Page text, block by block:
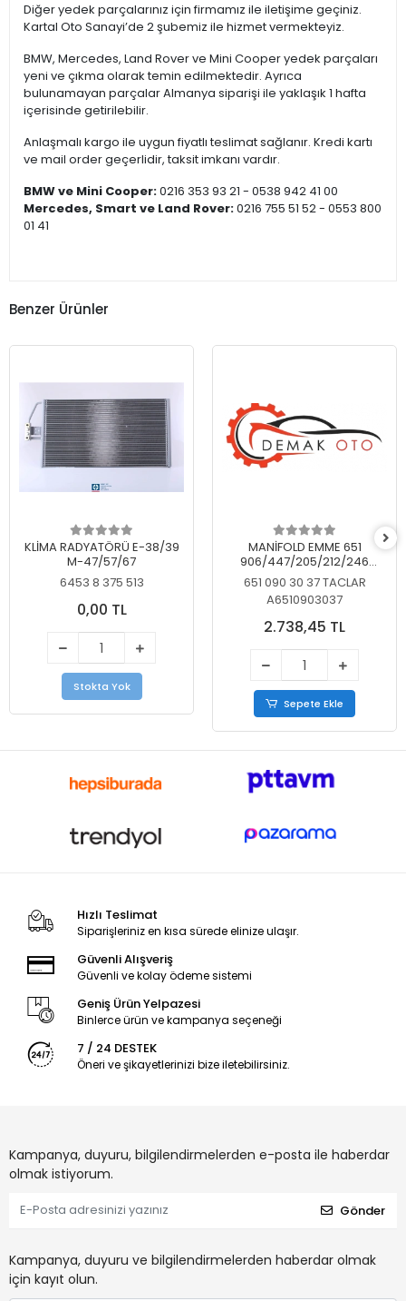
Diğer yedek parçalarınız için firmamız ile iletişime geçiniz.
Kartal Oto Sanayi’de 2 şubemiz ile hizmet vermekteyiz.
BMW, Mercedes, Land Rover ve Mini Cooper yedek parçaları
yeni ve çıkma olarak temin edilmektedir. Ayrıca
bulunamayan parçalar Almanya siparişi ile yaklaşık 1 hafta
içerisinde getirilebilir.
Anlaşmalı kargo ile uygun fiyatlı teslimat sağlanır. Kredi kartı
ve mail order geçerlidir, taksit imkanı vardır.
BMW ve Mini Cooper:0216 353 93 21 - 0538 942 41 00
Mercedes, Smart ve Land Rover:0216 755 51 52 - 0553 800
01 41
Benzer Ürünler
KLİMA RADYATÖRÜ E-38/39
M-47/57/67
6453 8 375 513
0,00 TL
Stokta Yok
MANİFOLD EMME 651
906/447/205/212/246
KELEBEKSİZ
651 090 30 37 TACLAR
A6510903037
2.738,45 TL
Sepete Ekle
Hızlı Teslimat
Siparişleriniz en kısa sürede elinize ulaşır.
Güvenli Alışveriş
Güvenli ve kolay ödeme sistemi
Geniş Ürün Yelpazesi
Binlerce ürün ve kampanya seçeneği
7 / 24 DESTEK
Öneri ve şikayetlerinizi bize iletebilirsiniz.
Kampanya, duyuru, bilgilendirmelerden e-posta ile haberdar
olmak istiyorum.
Gönder
Kampanya, duyuru ve bilgilendirmelerden haberdar olmak
için kayıt olun.